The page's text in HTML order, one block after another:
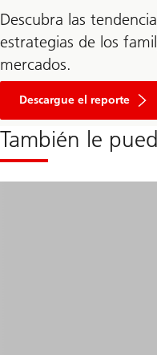
Descubra las
estrategias de los
mercados.
Descargue el reporte
a
donde
puede
descargar
También le